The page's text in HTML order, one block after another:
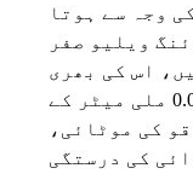
وجہ سے ہوتا
ویلیو صفر
اس کی بھری
ہوئی افقی سوئنگ ویلیو 0.03-0.05 ملی میٹر کے
کی موٹائی،
کی درستگی